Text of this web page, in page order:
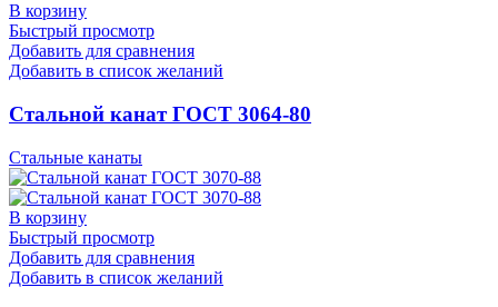
В корзину
Быстрый просмотр
Добавить для сравнения
Добавить в список желаний
Стальной канат ГОСТ 3064-80
Стальные канаты
В корзину
Быстрый просмотр
Добавить для сравнения
Добавить в список желаний